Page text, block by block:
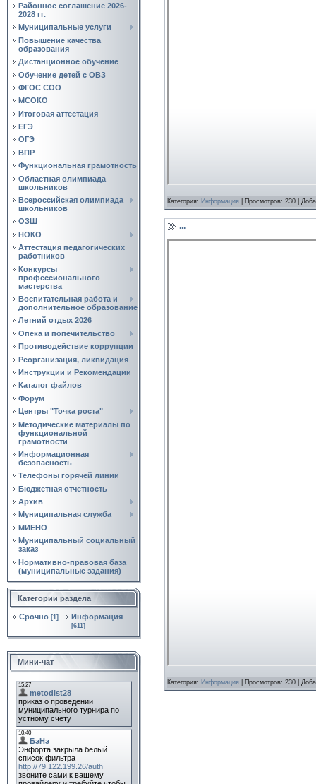
Районное соглашение 2026-
2028 гг.
Муниципальные услуги
Повышение качества
образования
Дистанционное обучение
Обучение детей с ОВЗ
ФГОС СОО
МСОКО
Итоговая аттестация
ЕГЭ
ОГЭ
ВПР
Функциональная грамотность
Областная олимпиада
школьников
Всероссийская олимпиада
школьников
ОЗШ
НОКО
Аттестация педагогических
работников
Конкурсы
профессионального
мастерства
Воспитательная работа и
дополнительное образование
Летний отдых 2026
Опека и попечительство
Противодействие коррупции
Реорганизация, ликвидация
Инструкции и Рекомендации
Каталог файлов
Форум
Центры "Точка роста"
Методические материалы по
функциональной
грамотности
Информационная
безопасность
Телефоны горячей линии
Бюджетная отчетность
Архив
Муниципальная служба
МИЕНО
Муниципальный социальный
заказ
Нормативно‑правовая база
(муниципальные задания)
Категории раздела
Срочно [1] Информация
[611]
Мини-чат
Категория: Информация Просмотров: 230
...
Категория: Информация Просмотров: 230